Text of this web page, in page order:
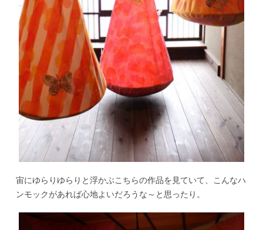
宙にゆらりゆらりと浮かぶこちらの作品を見ていて、こんなハ
ンモックがあれば心地よいだろうな～と思ったり。